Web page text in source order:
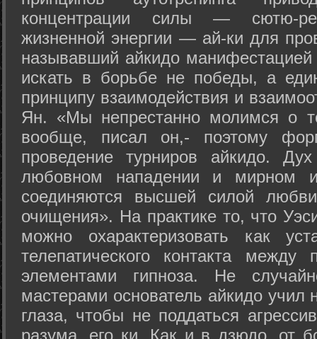
концентрации силы — сютю-
жизненной энергии — ай-ки для
называвший айкидо
искать в борьбе не победы, а
принципу взаимодействия и
Ян. «Мы непрестанно молимся о
вообще, писал он,- поэтому
проведение турниров айкидо.
любовном нападении и мирном
соединяются высшей силой
очищения». На практике то, что
можно охарактеризовать как
телепатического контакта между
элементами гипноза. Не
мастерами основатель айкидо учил
глаза, чтобы не поддаться
разума, его ки. Как и в дзюдо, от